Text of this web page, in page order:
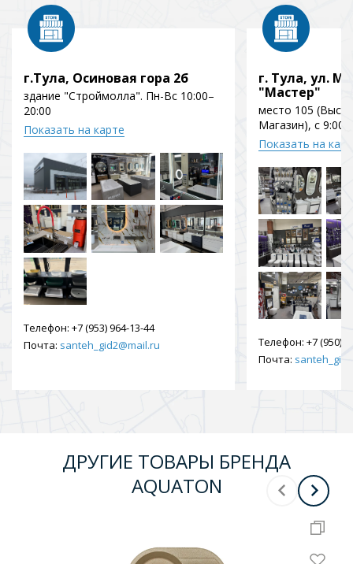
г.Тула, Осиновая гора 2б
здание "Строймолла". Пн-Вс 10:00–
20:00
Показать на карте
Телефон: +7 (953) 964-13-44
Почта: santeh_gid2@mail.ru
г. Тула, ул.
"Мастер"
место 105
Магазин), с 9:00
Показать на
Телефон: +7 (950)
Почта:
ДРУГИЕ ТОВАРЫ БРЕНДА
AQUATON